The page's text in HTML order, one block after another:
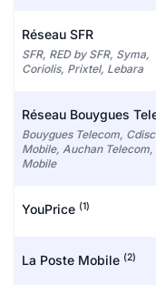
Réseau SFR
SFR, RED by SFR, Syma,
Coriolis, Prixtel, Lebara
Réseau Bouygues
Bouygues Telecom,
Mobile, Auchan Telecom,
Mobile
YouPrice (1)
La Poste Mobile (2)